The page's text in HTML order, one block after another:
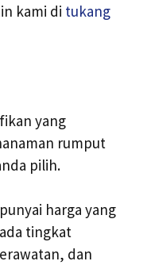
kami di tukang
yang
rumput
pilih.
harga yang
tingkat
dan